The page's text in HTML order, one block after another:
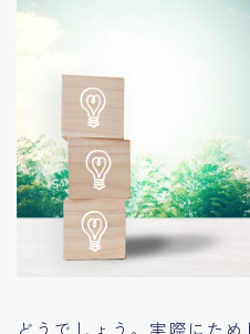
どうでしょう。実際にた